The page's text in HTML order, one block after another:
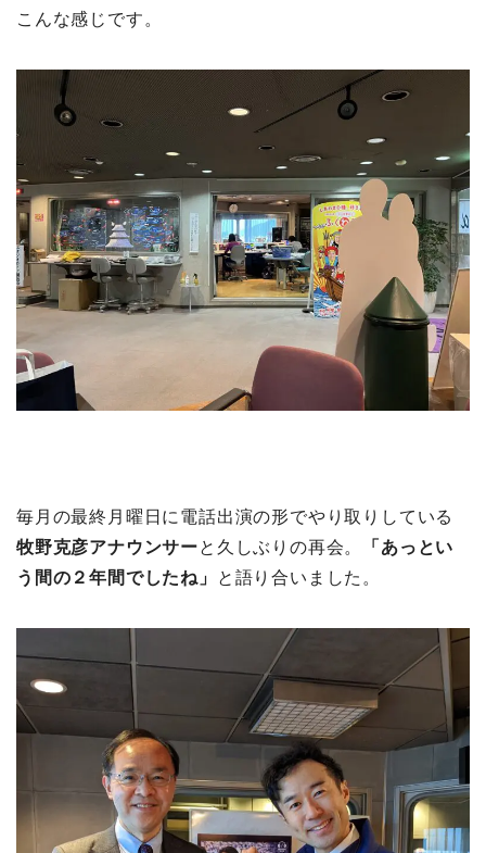
こんな感じです。
毎月の最終月曜日に電話出演の形でやり取りしている
牧野克彦アナウンサーと久しぶりの再会。
「あっとい
う間の２年間でしたね」
と語り合いました。